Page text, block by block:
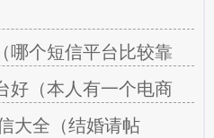
哪个短信平台比较靠
好（本人有一个电商
大全（结婚请帖